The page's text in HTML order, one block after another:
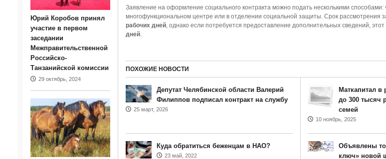
Заявление на оформление социального контракта можно подать несколькими способами:
многофункциональном центре или в отделении социальной защиты. Срок рассмотрения
рабочих дней, однако если потребуется предоставление дополнительных сведений,
дней.
ПОХОЖИЕ НОВОСТИ
Депутат Челябинской области Валерий
Филиппов подписал контракт на службу
25 март, 2026
Маткапитал в
до 300 тысяч
семей
10 ноябрь, 2025
Куда обратиться беженцам в НАО?
23 май, 2022
Объявлены
ключ» новой
Юрий Коробов принял
участие в первом
заседании
Межправительственной
Российско-
Танзанийской комиссии
29 октябрь, 2024